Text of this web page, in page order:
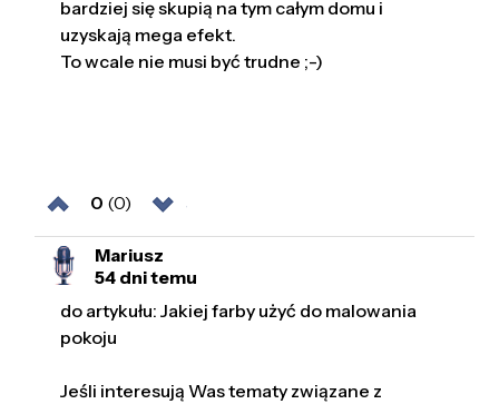
bardziej się skupią na tym całym domu i
uzyskają mega efekt.
To wcale nie musi być trudne ;-)
0 (0)
Mariusz
54 dni temu
do artykułu: Jakiej farby użyć do malowania
pokoju
Jeśli interesują Was tematy związane z